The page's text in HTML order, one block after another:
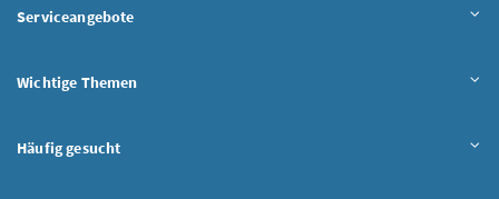
Serviceangebote
Wichtige Themen
Häufig gesucht